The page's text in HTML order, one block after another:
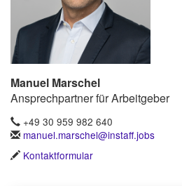
Manuel Marschel
Ansprechpartner für Arbeitgeber
+49 30 959 982 640
manuel.marschel@instaff.jobs
Kontaktformular